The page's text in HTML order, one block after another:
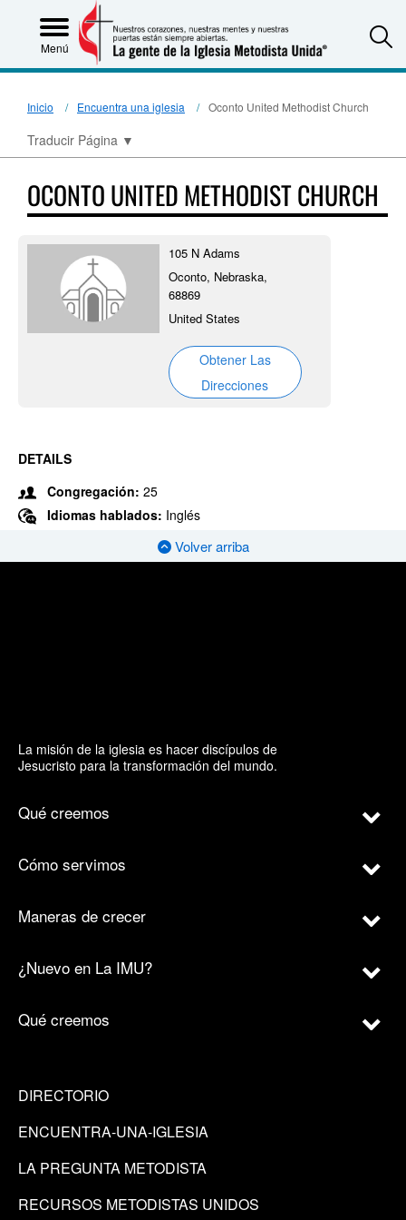
Menú
Inicio Encuentra una iglesia Oconto United Methodist Church
Traducir Página ▼
OCONTO UNITED METHODIST CHURCH
105 N Adams
Oconto, Nebraska,
68869
United States
Obtener Las
Direcciones
DETAILS
Congregación: 25
Idiomas hablados: Inglés
Volver arriba
La misión de la iglesia es hacer discípulos de
Jesucristo para la transformación del mundo.
Qué creemos
Cómo servimos
Maneras de crecer
¿Nuevo en La IMU?
Qué creemos
DIRECTORIO
ENCUENTRA-UNA-IGLESIA
LA PREGUNTA METODISTA
RECURSOS METODISTAS UNIDOS